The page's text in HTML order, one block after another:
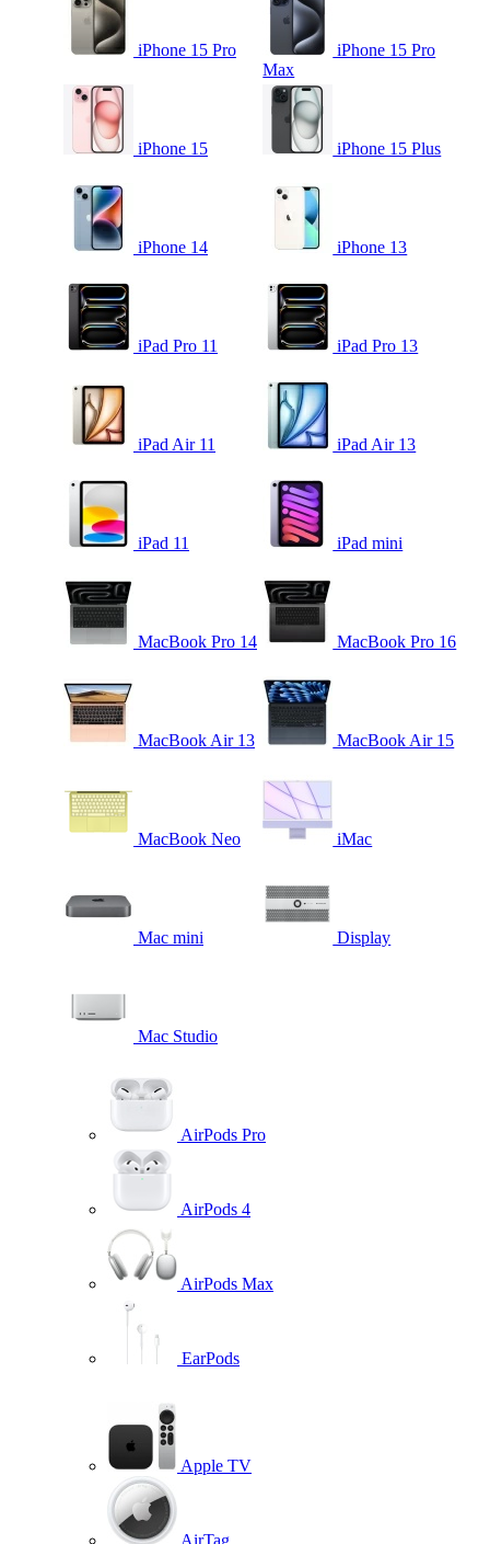
iPhone 15 Pro
iPhone 15 Pro
Max
iPhone 15 iPhone 15 Plus
iPhone 14 iPhone 13
iPad Pro 11 iPad Pro 13
iPad Air 11 iPad Air 13
iPad 11 iPad mini
MacBook Pro 14 MacBook Pro 16
MacBook Air 13 MacBook Air 15
MacBook Neo iMac
Mac mini Display
Mac Studio
AirPods Pro
AirPods 4
AirPods Max
EarPods
Apple TV